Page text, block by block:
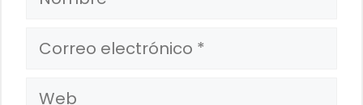
Correo
electrónico
Web